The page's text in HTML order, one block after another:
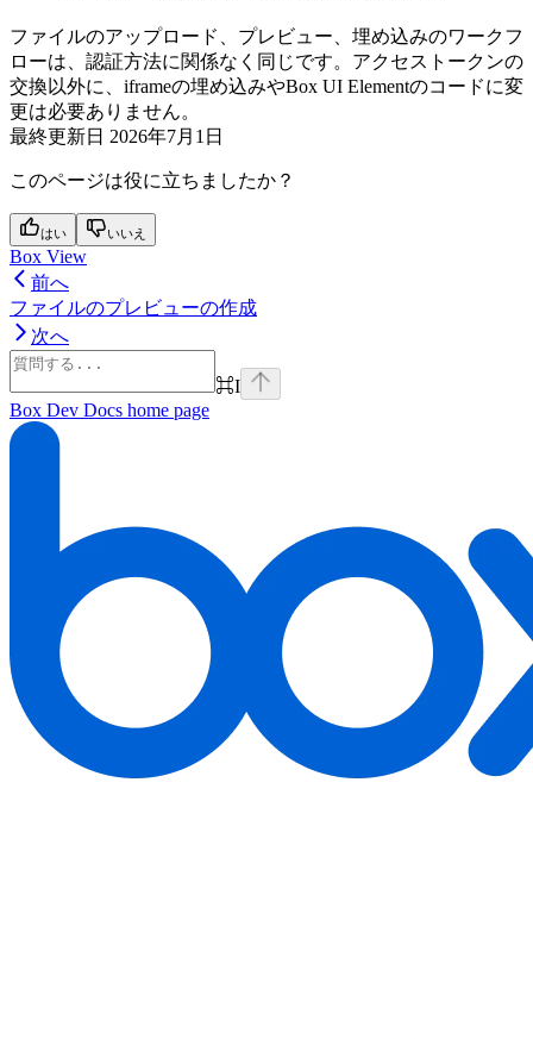
ファイルのアップロード、プレビュー、埋め込みのワークフ
ローは、認証方法に関係なく同じです。アクセストークンの
交換以外に、iframeの埋め込みやBox UI Elementのコードに変
更は必要ありません。
最終更新日 2026年7月1日
このページは役に立ちましたか？
はい いいえ
Box View
前へ
ファイルのプレビューの作成
次へ
⌘I
Box Dev Docs home page